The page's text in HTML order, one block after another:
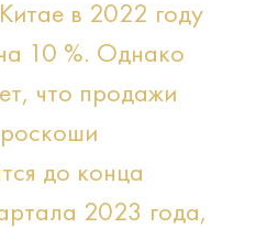
в 2022 году
10 %. Однако
что продажи
до конца
2023 года,